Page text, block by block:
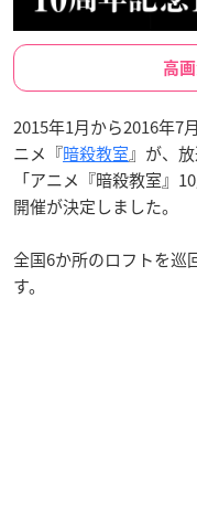
高
2015年1月から2016年7
ニメ『暗殺教室』が、
「アニメ『暗殺教室』
開催が決定しました。
全国6か所のロフトを巡
す。